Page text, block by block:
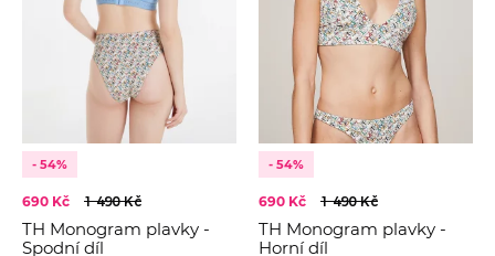
- 54%
690 Kč 1 490 Kč
TH Monogram plavky -
Spodní díl
- 54%
690 Kč 1 490 Kč
TH Monogram plavky -
Horní díl